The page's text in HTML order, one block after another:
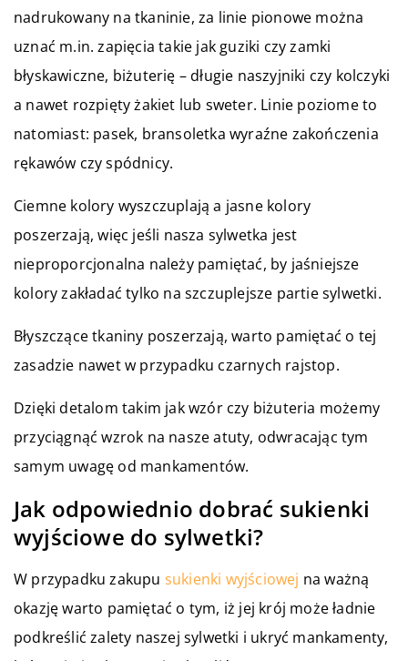
nadrukowany na tkaninie, za linie pionowe można
uznać m.in. zapięcia takie jak guziki czy zamki
błyskawiczne, biżuterię – długie naszyjniki czy kolczyki
a nawet rozpięty żakiet lub sweter. Linie poziome to
natomiast: pasek, bransoletka wyraźne zakończenia
rękawów czy spódnicy.
Ciemne kolory wyszczuplają a jasne kolory
poszerzają, więc jeśli nasza sylwetka jest
nieproporcjonalna należy pamiętać, by jaśniejsze
kolory zakładać tylko na szczuplejsze partie sylwetki.
Błyszczące tkaniny poszerzają, warto pamiętać o tej
zasadzie nawet w przypadku czarnych rajstop.
Dzięki detalom takim jak wzór czy biżuteria możemy
przyciągnąć wzrok na nasze atuty, odwracając tym
samym uwagę od mankamentów.
Jak odpowiednio dobrać sukienki
wyjściowe do sylwetki?
W przypadku zakupu sukienki wyjściowej na ważną
okazję warto pamiętać o tym, iż jej krój może ładnie
podkreślić zalety naszej sylwetki i ukryć mankamenty,